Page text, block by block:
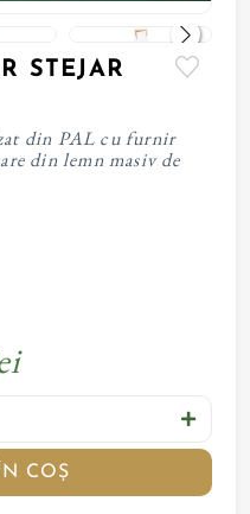
STEJAR
din PAL cu furnir
din lemn masiv de
COȘ